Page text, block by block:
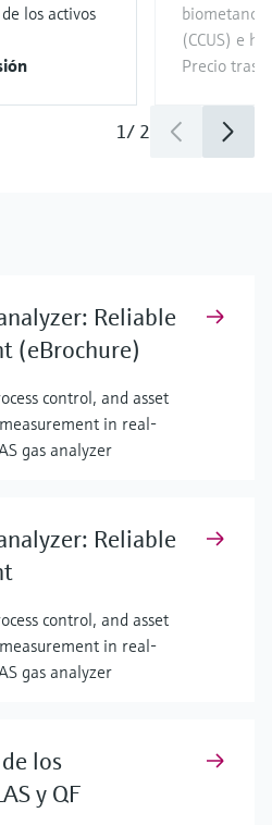
los activos
biometano
(CCUS) e
Precio tras
1/ 2
Reliable
(eBrochure)
control, and asset
in real-
gas analyzer
Reliable
control, and asset
in real-
gas analyzer
los
y QF